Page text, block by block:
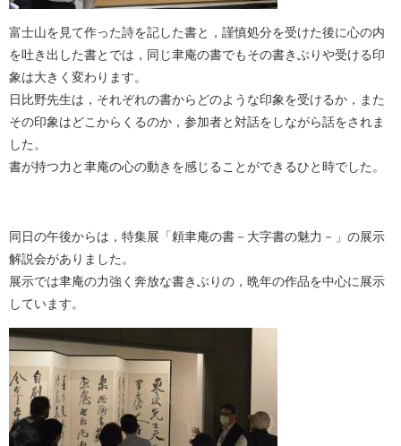
富士山を見て作った詩を記した書と，謹慎処分を受けた後に心の内
を吐き出した書とでは，同じ聿庵の書でもその書きぶりや受ける印
象は大きく変わります。
日比野先生は，それぞれの書からどのような印象を受けるか，また
その印象はどこからくるのか，参加者と対話をしながら話をされま
した。
書が持つ力と聿庵の心の動きを感じることができるひと時でした。
同日の午後からは，特集展「頼聿庵の書－大字書の魅力－」の展示
解説会がありました。
展示では聿庵の力強く奔放な書きぶりの，晩年の作品を中心に展示
しています。